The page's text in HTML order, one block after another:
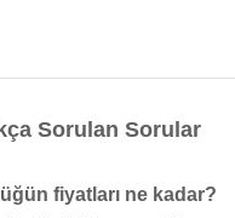
Sorulan Sorular
fiyatları ne kadar?